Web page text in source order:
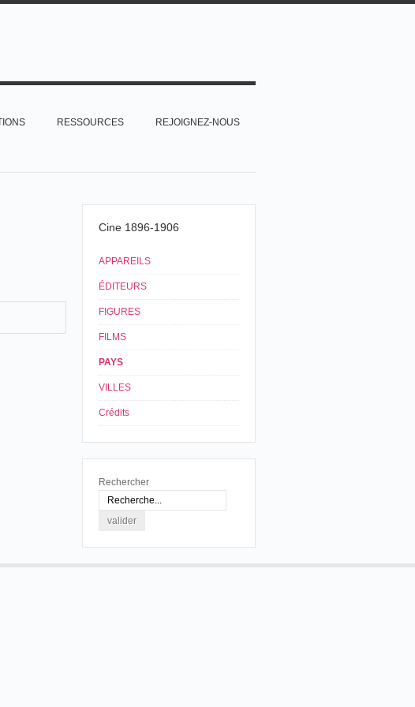
RESSOURCES REJOIGNEZ-NOUS
Cine 1896-1906
APPAREILS
ÉDITEURS
FIGURES
FILMS
PAYS
VILLES
Crédits
Rechercher